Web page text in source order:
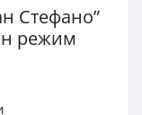
Стефано”
режим